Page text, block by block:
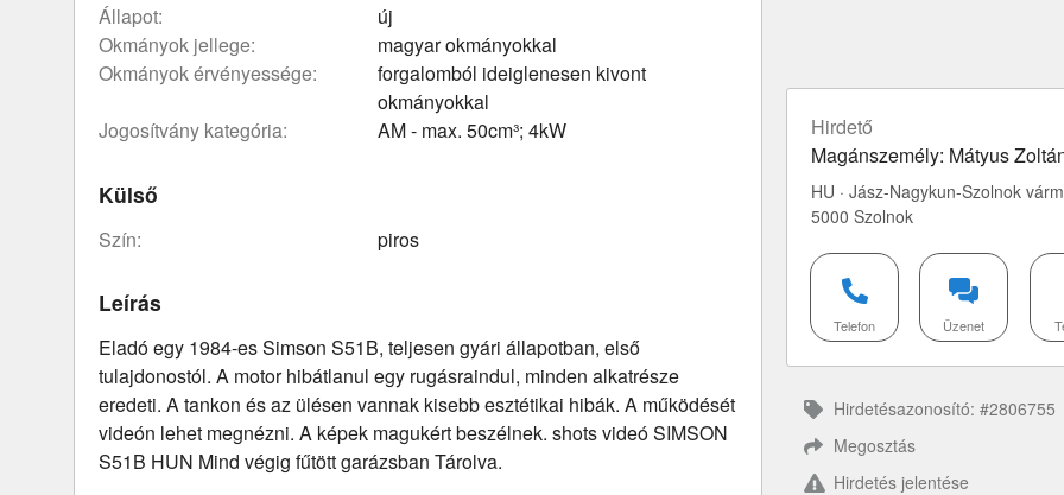
Hirdető
Magánszemély: Mátyus
HU · Jász-Nagykun-Szolnok
5000 Szolnok
Telefon Üzenet
Hirdetésazonosító: #2806755
Megosztás
Hirdetés jelentése
állapot:
új
okmányok jellege:
magyar okmányokkal
okmányok érvényessége:
forgalomból ideiglenesen kivont
okmányokkal
Jogosítvány kategória:
AM - max. 50cm³; 4kW
Külső
szín: piros
Leírás
Eladó egy 1984-es Simson S51B, teljesen gyári állapotban, első
tulajdonostól. A motor hibátlanul egy rugásraindul, minden alkatrésze
eredeti. A tankon és az ülésen vannak kisebb esztétikai hibák. A működését
videón lehet megnézni. A képek magukért beszélnek. shots videó SIMSON
S51B HUN Mind végig fűtött garázsban Tárolva.